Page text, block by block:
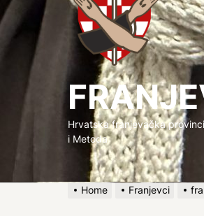
Hrvatska franjevačka
i Metoda
Home Franjevci